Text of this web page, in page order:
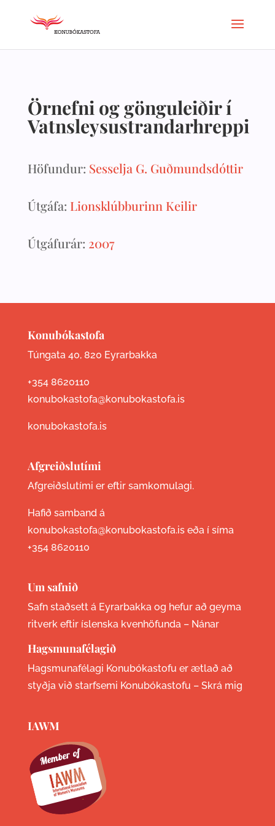
Örnefni og gönguleiðir í
Vatnsleysustrandarhreppi
Höfundur: Sesselja G. Guðmundsdóttir
Útgáfa: Lionsklúbburinn Keilir
Útgáfurár: 2007
Konubókastofa
Túngata 40, 820 Eyrarbakka
+354 8620110
konubokastofa@konubokastofa.is
konubokastofa.is
Afgreiðslutími
Afgreiðslutími er eftir samkomulagi.
Hafið samband á
konubokastofa@konubokastofa.is eða í síma
+354 8620110
Um safnið
Safn staðsett á Eyrarbakka og hefur að geyma
ritverk eftir íslenska kvenhöfunda – Nánar
Hagsmunafélagið
Hagsmunafélagi Konubókastofu er ætlað að
styðja við starfsemi Konubókastofu – Skrá mig
IAWM